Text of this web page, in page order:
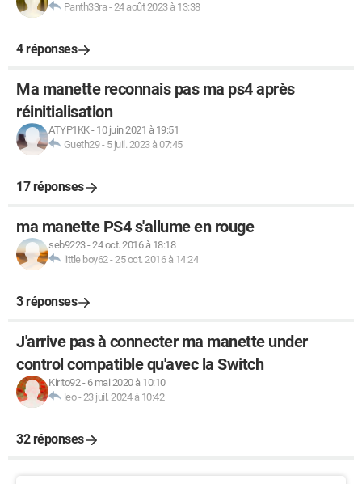
Panth33ra -24 août 2023 à 13:38
4 réponses
Ma manette reconnais pas ma ps4 après
réinitialisation
ATYP1KK- 10 juin 2021 à 19:51
Gueth29- 5 juil. 2023 à 07:45
17 réponses
ma manette PS4 s'allume en rouge
seb9223-24 oct. 2016 à 18:18
little boy62-25 oct. 2016 à 14:24
3 réponses
J'arrive pas à connecter ma manette under
control compatible qu'avec la Switch
Kirito92- 6 mai 2020 à 10:10
leo-23 juil. 2024 à 10:42
32 réponses